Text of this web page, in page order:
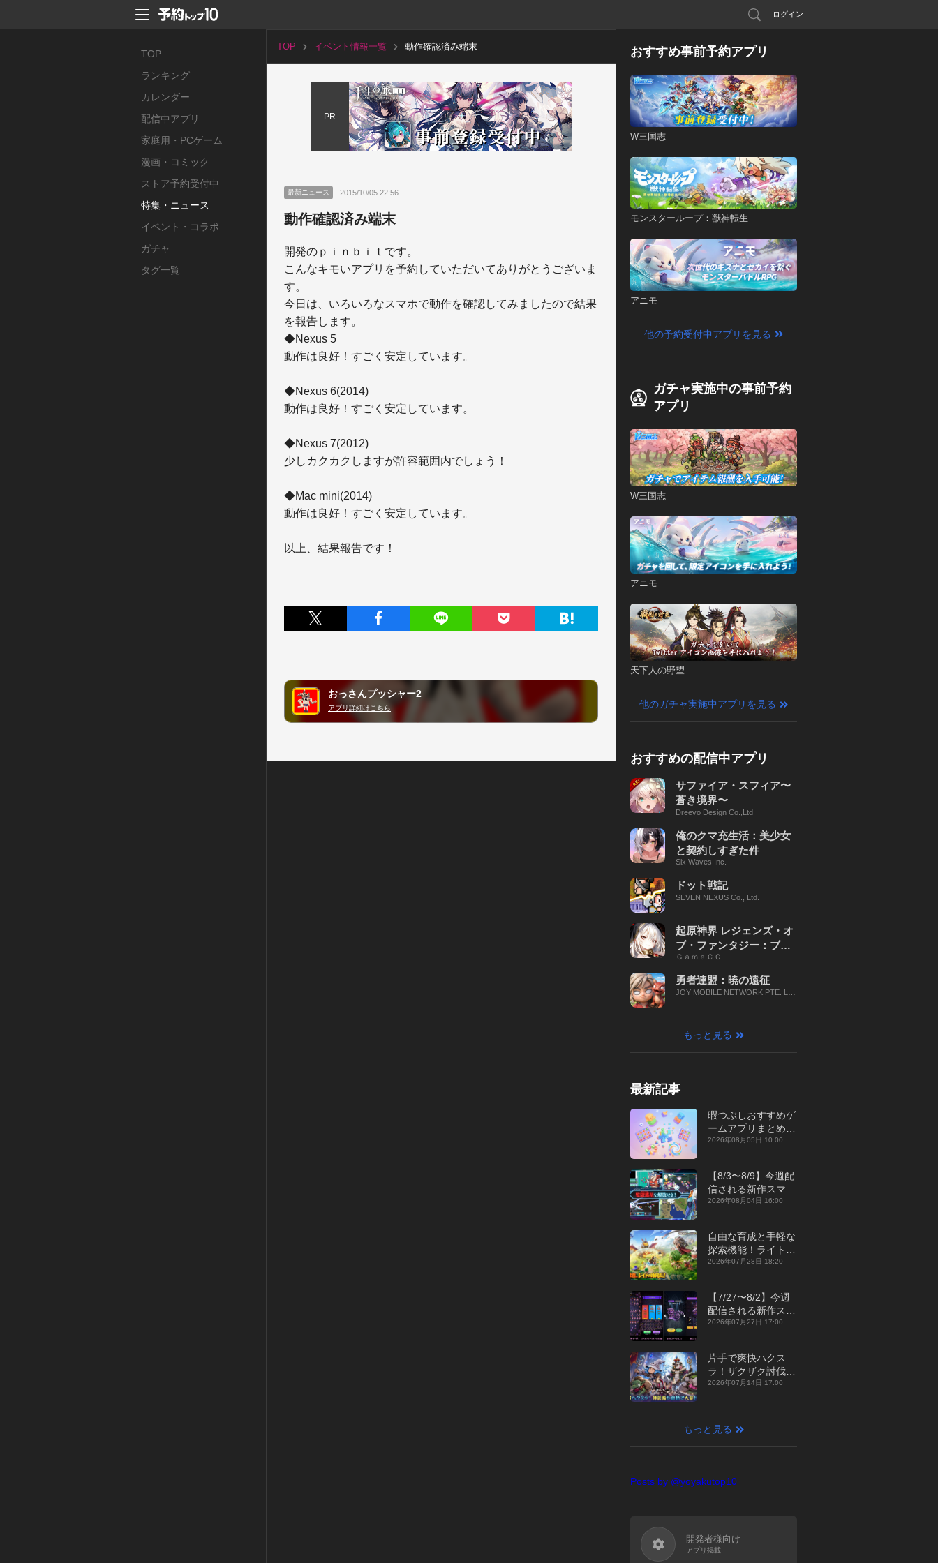
ログイン
TOP
ランキング
カレンダー
配信中アプリ
家庭用・PCゲーム
漫画・コミック
ストア予約受付中
特集・ニュース
イベント・コラボ
ガチャ
タグ一覧
TOP イベント情報一覧 動作確認済み端末
PR
最新ニュース 2015/10/05 22:56
動作確認済み端末
開発のｐｉｎｂｉｔです。
こんなキモいアプリを予約していただいてありがとうございま
す。
今日は、いろいろなスマホで動作を確認してみましたので結果
を報告します。
◆Nexus 5
動作は良好！すごく安定しています。
◆Nexus 6(2014)
動作は良好！すごく安定しています。
◆Nexus 7(2012)
少しカクカクしますが許容範囲内でしょう！
◆Mac mini(2014)
動作は良好！すごく安定しています。
以上、結果報告です！
おっさんプッシャー2
アプリ詳細はこちら
おすすめ事前予約アプリ
W三国志
モンスターループ：獣神転生
アニモ
他の予約受付中アプリを見る
ガチャ実施中の事前予約
アプリ
W三国志
アニモ
天下人の野望
他のガチャ実施中アプリを見る
おすすめの配信中アプリ
サファイア・スフィア〜
蒼き境界〜
Dreevo Design Co.,Ltd
俺のクマ充生活：美少女
と契約しすぎた件
Six Waves Inc.
ドット戦記
SEVEN NEXUS Co., Ltd.
起原神界 レジェンズ・オ
ブ・ファンタジー：ブレ
イブ X
ＧａｍｅＣＣ
勇者連盟：暁の遠征
JOY MOBILE NETWORK PTE. LT
もっと見る
最新記事
暇つぶしおすすめゲ
ームアプリまとめ｜
オフライン対応あり
2026年08月05日 10:00
【8/3〜8/9】今週配
信される新作スマホ
ゲームをまとめてお
2026年08月04日 16:00
自由な育成と手軽な
探索機能！ライトカ
ジュアルMMORPG
征』【最新作PICKU
P】
2026年07月28日 18:20
【7/27〜8/2】今週
配信される新作スマ
ホゲームをまとめて
年】
2026年07月27日 17:00
片手で爽快ハクス
ラ！ザクザク討伐し
て神装備を集める放
【最新作PICKUP】
2026年07月14日 17:00
もっと見る
Posts by @yoyakutop10
開発者様向け
アプリ掲載